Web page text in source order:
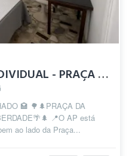
QUARTO FEMININO INDIVIDUAL - PRAÇA DA SAVASSI - AP301/05
🏩 🌳🌲PRAÇA DA
📍O AP está
ao lado da Praça...